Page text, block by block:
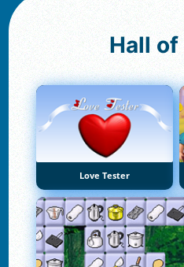
Hall of
Love Tester